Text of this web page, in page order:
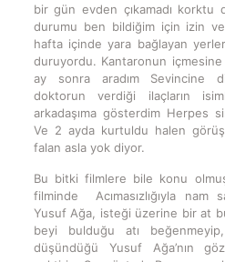
bir gün evden çıkamadı
durumu ben bildiğim için izin
hafta içinde yara bağlayan
duruyordu. Kantaronun
ay sonra aradım Sevincine
doktorun verdiği ilaçların
arkadaşıma gösterdim Herpes
Ve 2 ayda kurtuldu halen
falan asla yok diyor.
Bu bitki filmlere bile konu
filminde Acımasızlığıyla nam
Yusuf Ağa, isteği üzerine bir at
beyi bulduğu atı
düşündüğü Yusuf Ağa’nın